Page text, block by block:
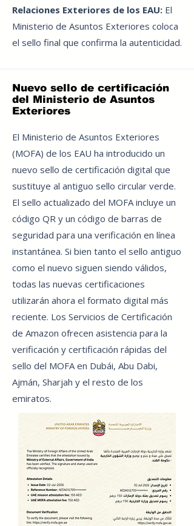
Relaciones Exteriores de los EAU: El
Ministerio de Asuntos Exteriores coloca
el sello final que confirma la autenticidad.
Nuevo sello de certificación
del Ministerio de Asuntos
Exteriores
El Ministerio de Asuntos Exteriores
(MOFA) de los EAU ha introducido un
nuevo sello de certificación digital que
sustituye al antiguo sello circular verde.
El sello actualizado del MOFA incluye un
código QR y un código de barras de
seguridad para una verificación en línea
instantánea. Si bien tanto el sello antiguo
como el nuevo siguen siendo válidos,
todas las nuevas certificaciones
utilizarán ahora el formato digital más
reciente. Los Servicios de Certificación
de Amazon ofrecen asistencia para la
verificación y certificación rápidas del
sello del MOFA en Dubái, Abu Dabi,
Ajmán, Sharjah y el resto de los
emiratos.